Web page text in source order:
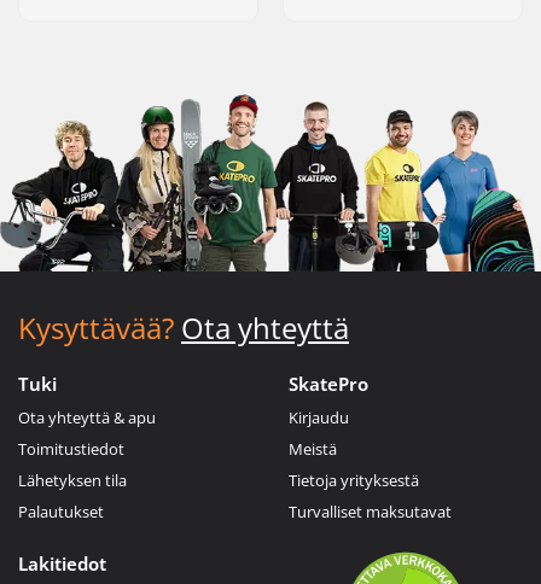
Kysyttävää? Ota yhteyttä
Tuki
Ota yhteyttä & apu
Toimitustiedot
Lähetyksen tila
Palautukset
SkatePro
Kirjaudu
Meistä
Tietoja yrityksestä
Turvalliset maksutavat
Lakitiedot